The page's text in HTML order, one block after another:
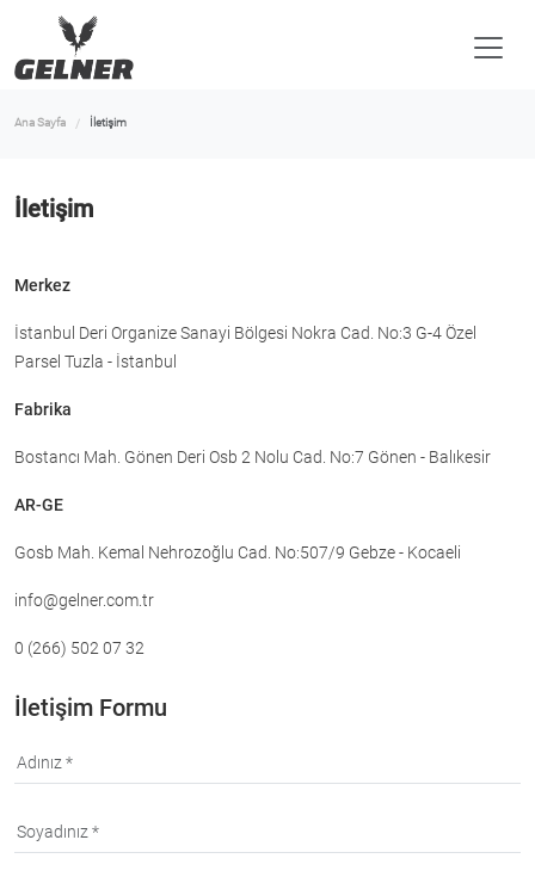
Ana Sayfa İletişim
İletişim
Merkez
İstanbul Deri Organize Sanayi Bölgesi Nokra Cad. No:3 G-4 Özel
Parsel Tuzla - İstanbul
Fabrika
Bostancı Mah. Gönen Deri Osb 2 Nolu Cad. No:7 Gönen - Balıkesir
AR-GE
Gosb Mah. Kemal Nehrozoğlu Cad. No:507/9 Gebze - Kocaeli
info@gelner.com.tr
0 (266) 502 07 32
İletişim Formu